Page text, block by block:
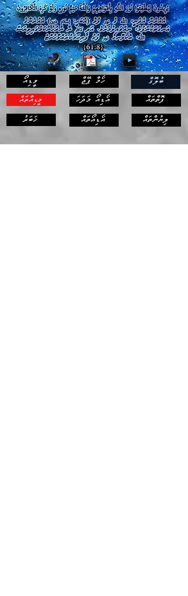
ވީޑިއޯ
މީޑިއާތައް
ޚަބަރު
ހޯމް ޕޭޖް
އޯޑިއޯ މަދަހަ
އޯޑިއޯތައް
ބުލޮގް
ފޮތްތައް
ލިޔުންތައް